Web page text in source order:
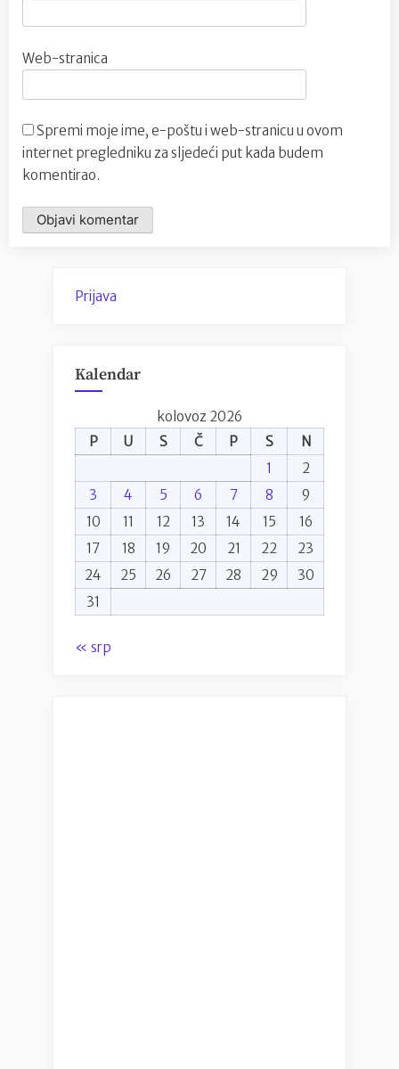
Web-stranica
Spremi moje ime, e-poštu i web-stranicu u ovom
internet pregledniku za sljedeći put kada budem
komentirao.
Prijava
Kalendar
kolovoz 2026
P
U S Č P S
N
1
2
3
4 5 6 7 8
9
10
11 12 13 14 15
16
17
18 19 20 21 22
23
24
25 26 27 28 29
30
31
« srp